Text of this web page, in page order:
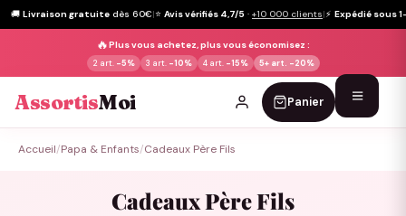
🚚 Livraison gratuite dès 60€|⭐ Avis vérifiés 4,7/5 · +10 000 clients|⚡ Expédié sous
🔥Plus vous achetez, plus vous économisez :
2 art. -5% 3 art. -10% 4 art. -15% 5+ art. -20%
AssortisMoi Panier
Accueil/Papa & Enfants/Cadeaux Père Fils
Cadeaux Père Fils